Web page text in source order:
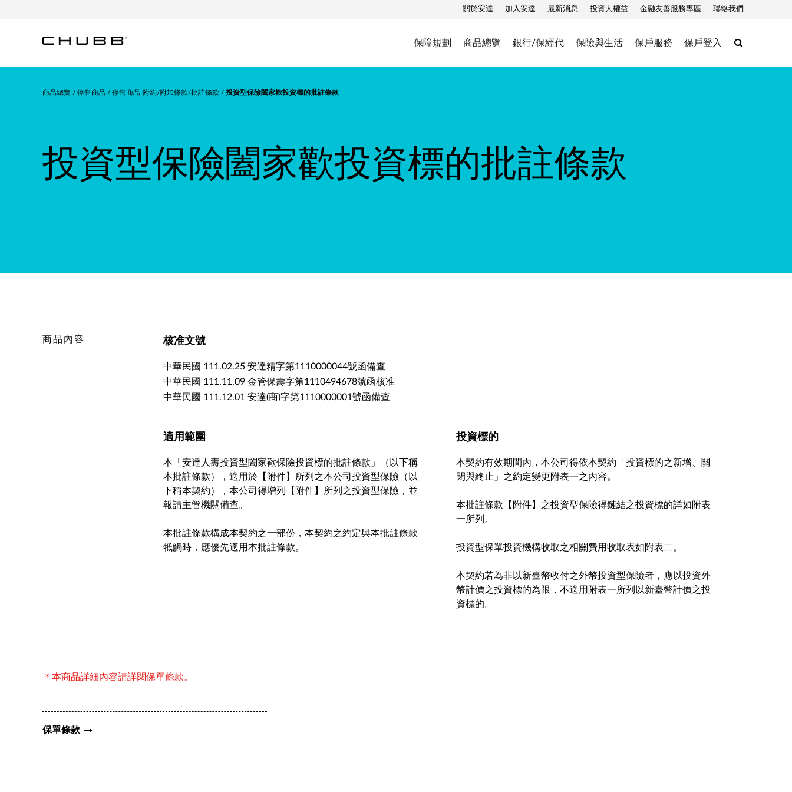
關於安達 加入安達 最新消息 投資人權益 金融友善服務專區 聯絡我們
保障規劃 商品總覽 銀行/保經代 保險與生活 保戶服務 保戶登入 Search
商品總覽 停售商品 停售商品-附約/附加條款/批註條款 投資型保險闔家歡投資標的批註條款
投資型保險闔家歡投資標的批註條款
商品內容 核准文號
中華民國 111.02.25 安達精字第1110000044號函備查
中華民國 111.11.09 金管保壽字第1110494678號函核准
中華民國 111.12.01 安達(商)字第1110000001號函備查
適用範圍
本「安達人壽投資型闔家歡保險投資標的批註條款」（以下稱
本批註條款），適用於【附件】所列之本公司投資型保險（以
下稱本契約），本公司得增列【附件】所列之投資型保險，並
報請主管機關備查。
本批註條款構成本契約之一部份，本契約之約定與本批註條款
牴觸時，應優先適用本批註條款。
投資標的
本契約有效期間內，本公司得依本契約「投資標的之新增、關
閉與終止」之約定變更附表一之內容。
本批註條款【附件】之投資型保險得鏈結之投資標的詳如附表
一所列。
投資型保單投資機構收取之相關費用收取表如附表二。
本契約若為非以新臺幣收付之外幣投資型保險者，應以投資外
幣計價之投資標的為限，不適用附表一所列以新臺幣計價之投
資標的。
＊本商品詳細內容請詳閱保單條款。
保單條款